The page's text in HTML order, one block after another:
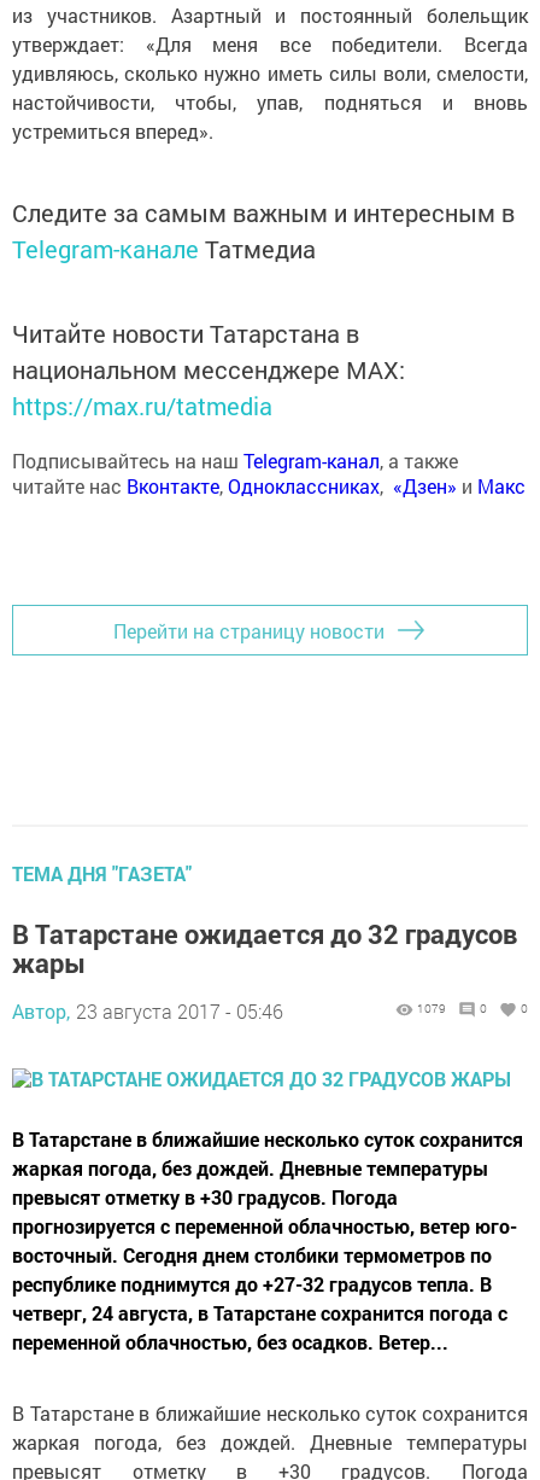
из участников. Азартный и постоянный болельщик
утверждает: «Для меня все победители. Всегда
удивляюсь, сколько нужно иметь силы воли, смелости,
настойчивости, чтобы, упав, подняться и вновь
устремиться вперед».
Следите за самым важным и интересным в
Telegram-канале Татмедиа
Читайте новости Татарстана в
национальном мессенджере MАХ:
https://max.ru/tatmedia
Подписывайтесь на наш Telegram-канал, а также
читайте нас Вконтакте,Одноклассниках, «Дзен» и Макс
Перейти на страницу новости
ТЕМА ДНЯ "ГАЗЕТА"
В Татарстане ожидается до 32 градусов
жары
Автор, 23 августа 2017 - 05:46 1079 0 0
В Татарстане в ближайшие несколько суток сохранится
жаркая погода, без дождей. Дневные температуры
превысят отметку в +30 градусов. Погода
прогнозируется с переменной облачностью, ветер юго-
восточный. Сегодня днем столбики термометров по
республике поднимутся до +27-32 градусов тепла. В
четверг, 24 августа, в Татарстане сохранится погода с
переменной облачностью, без осадков. Ветер...
В Татарстане в ближайшие несколько суток сохранится
жаркая погода, без дождей. Дневные температуры
превысят отметку в +30 градусов. Погода